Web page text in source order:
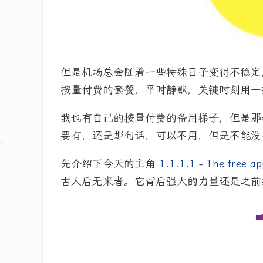
但是机场总会随着一些特殊日子变得不稳
按量付费的套餐，平时静默，关键时刻用
我也有自己的按量付费的备用梯子，但是
要有，还是那句话，可以不用，但是不能
先介绍下今天的主角 1.1.1.1 - The free
古人后无来者。它背后强大的力量还是之